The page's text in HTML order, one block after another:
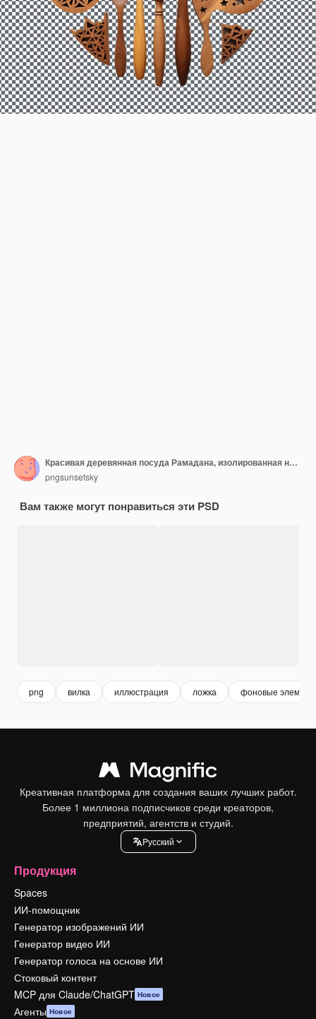
Красивая деревянная посуда Рамадана, изолированная на прозрачном фоне
pngsunsetsky
Вам также могут понравиться эти PSD
png вилка иллюстрация ложка фоновые
Креативная платформа для создания ваших лучших работ.
Более 1 миллиона подписчиков среди креаторов,
предприятий, агентств и студий.
Pусский
Продукция
Spaces
ИИ-помощник
Генератор изображений ИИ
Генератор видео ИИ
Генератор голоса на основе ИИ
Стоковый контент
MCP для Claude/ChatGPT Новое
Агенты Новое